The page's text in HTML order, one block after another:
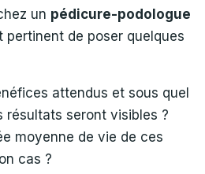
un pédicure-podologue
pertinent de poser quelques
attendus et sous quel
résultats seront visibles ?
moyenne de vie de ces
cas ?